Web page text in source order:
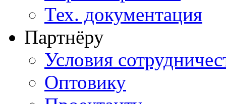
Тех. документация
Партнёру
Условия
Оптовику